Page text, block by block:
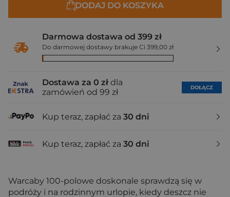
DODAJ DO KOSZYKA
Darmowa dostawa od 399 zł
Do darmowej dostawy brakuje Ci 399,00 zł
Dostawa za 0 zł dla
zamówień od 99 zł
DOŁĄCZ
Kup teraz, zapłać za 30 dni
Kup teraz, zapłać za 30 dni
Warcaby 100-polowe doskonale sprawdzą się w
podróży i na rodzinnym urlopie, kiedy deszcz nie